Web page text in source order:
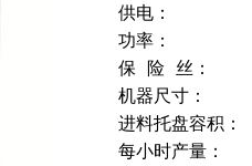
供电：
功率：
保 险 丝：
机器尺寸：
进料托盘容积：
每小时产量：